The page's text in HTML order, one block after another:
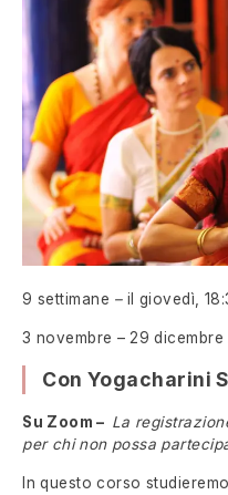
9 settimane – il giovedì,
3 novembre – 29 dicembre
Con Yogacharini
Su Zoom – La
per chi non possa
In questo corso